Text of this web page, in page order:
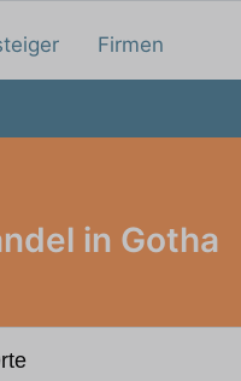
Firmen
in Gotha